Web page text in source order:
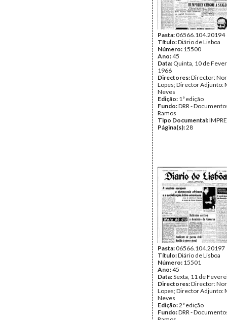
Pasta:06566.104.20194
Título:Diário de Lisboa
Número: 15500
Ano:45
Data: Quinta, 10 de
1966
Directores:Director:
Lopes; Director Adjunto:
Neves
Edição: 1ª edição
Fundo:DRR -
Ramos
Tipo Documental:
Página(s):28
Pasta:06566.104.20197
Título:Diário de Lisboa
Número: 15501
Ano:45
Data:Sexta, 11 de
Directores:Director:
Lopes; Director Adjunto:
Neves
Edição:2ª edição
Fundo:DRR -